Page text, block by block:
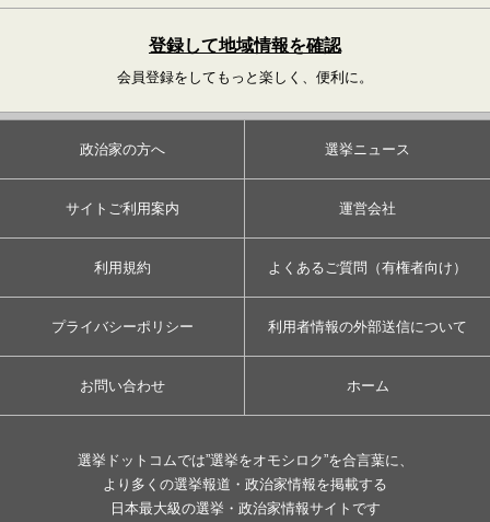
登録して地域情報を確認
会員登録をしてもっと楽しく、便利に。
政治家の方へ 選挙ニュース
サイトご利用案内 運営会社
利用規約 よくあるご質問（有権者向け）
プライバシーポリシー 利用者情報の外部送信について
お問い合わせ ホーム
選挙ドットコムでは”選挙をオモシロク”を合言葉に、
より多くの選挙報道・政治家情報を掲載する
日本最大級の選挙・政治家情報サイトです